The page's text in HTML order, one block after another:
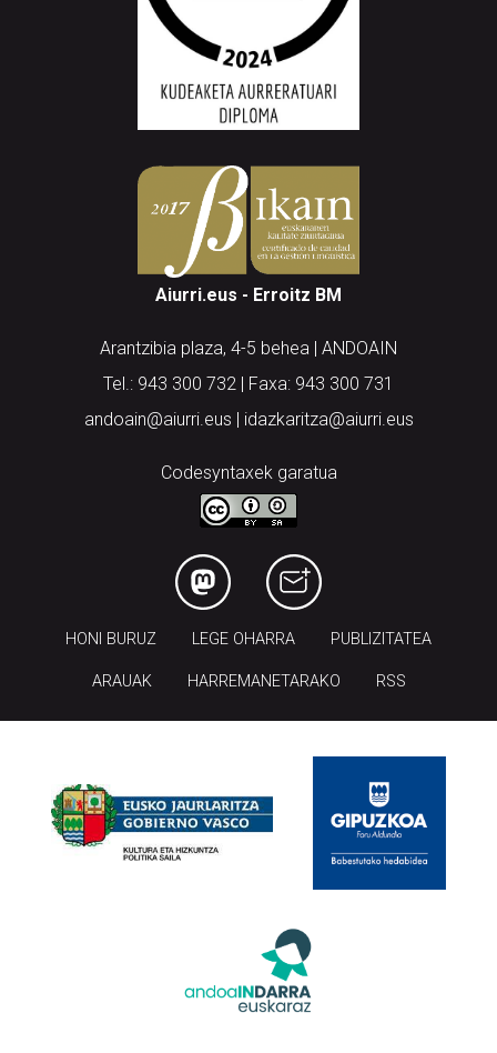
Aiurri.eus - Erroitz BM
Arantzibia plaza, 4-5 behea | ANDOAIN
Tel.: 943 300 732 | Faxa: 943 300 731
andoain@aiurri.eus | idazkaritza@aiurri.eus
Codesyntaxek garatua
HONI BURUZ LEGE OHARRA PUBLIZITATEA
ARAUAK HARREMANETARAKO RSS